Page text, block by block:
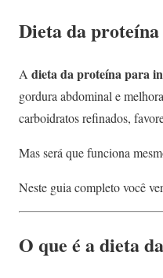
Dieta da
A dieta da proteína para
gordura abdominal e
carboidratos refinados,
Mas será que funciona
Neste guia completo você
O que é a dieta